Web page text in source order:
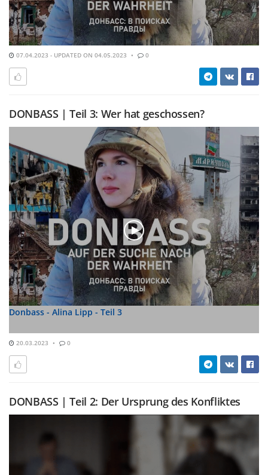
07.04.2023 - UPDATED ON 04.05.2023 0
DONBASS | Teil 3: Wer hat geschossen?
Donbass - Alina Lipp - Teil 3
20.03.2023 0
DONBASS | Teil 2: Der Ursprung des Konfliktes